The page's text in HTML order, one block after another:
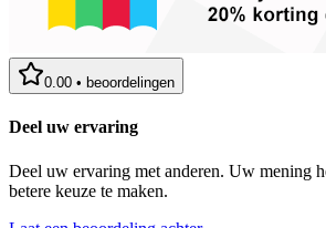
0.00 • beoordelingen
Deel uw ervaring
Deel uw ervaring met anderen. Uw mening
betere keuze te maken.